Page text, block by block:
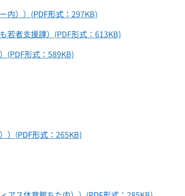
内））(PDF形式： 297KB)
若者支援課）(PDF形式：613KB)
(PDF形式：589KB)
）(PDF形式： 265KB)